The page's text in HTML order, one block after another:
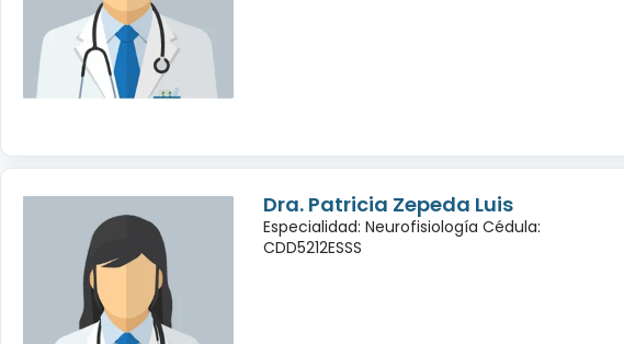
Dra. Patricia Zepeda Luis
Especialidad: Neurofisiología Cédula:
CDD5212ESSS